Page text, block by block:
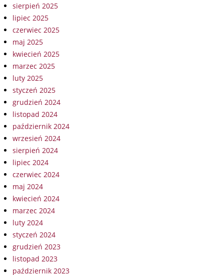
sierpień 2025
lipiec 2025
czerwiec 2025
maj 2025
kwiecień 2025
marzec 2025
luty 2025
styczeń 2025
grudzień 2024
listopad 2024
październik 2024
wrzesień 2024
sierpień 2024
lipiec 2024
czerwiec 2024
maj 2024
kwiecień 2024
marzec 2024
luty 2024
styczeń 2024
grudzień 2023
listopad 2023
październik 2023